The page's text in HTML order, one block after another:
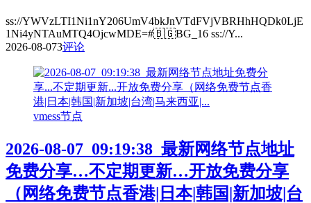
ss://YWVzLTI1Ni1nY206UmV4bkJnVTdFVjVBRHhHQDk0LjE
1Ni4yNTAuMTQ4OjcwMDE=#🇧🇬BG_16 ss://Y...
2026-08-073评论
vmess节点
2026-08-07_09:19:38_最新网络节点地址
免费分享…不定期更新…开放免费分享
（网络免费节点香港|日本|韩国|新加坡|台